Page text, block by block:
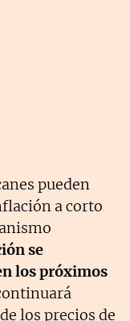
pueden
a corto
se
los próximos
los precios de